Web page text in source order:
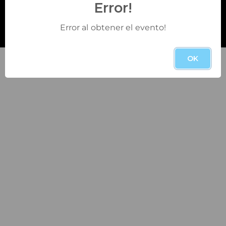
@ 2026 Ticket Shop Colombia. Todos los derechos
Error!
Error al obtener el evento!
OK